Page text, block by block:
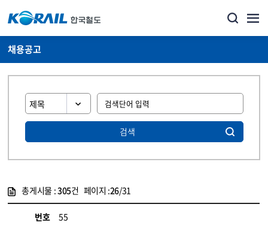
채용공고
검색
총게시물 :305건 페이지 :26/31
번호
55